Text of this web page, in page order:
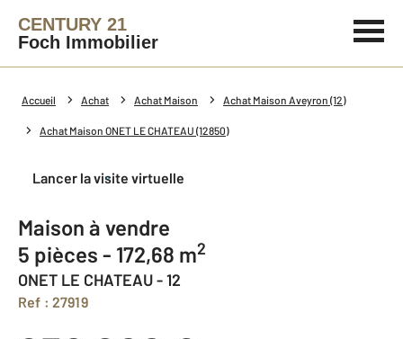
CENTURY 21
Foch Immobilier
Accueil Achat Achat Maison Achat Maison Aveyron (12)
Achat Maison ONET LE CHATEAU (12850)
Lancer la visite virtuelle
Maison à vendre
5 pièces - 172,68 m2
ONET LE CHATEAU - 12
Ref : 27919